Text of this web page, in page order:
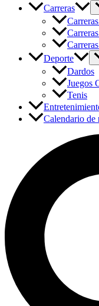
Carreras
Deporte
Dardos
Juegos
Tenis
Calendario de